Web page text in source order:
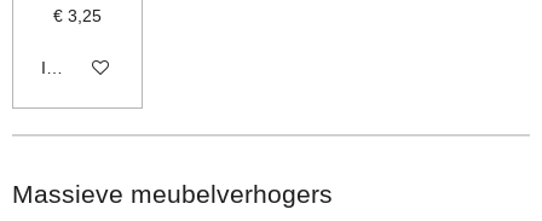
€ 3,25
In winkelwagen
Massieve meubelverhogers